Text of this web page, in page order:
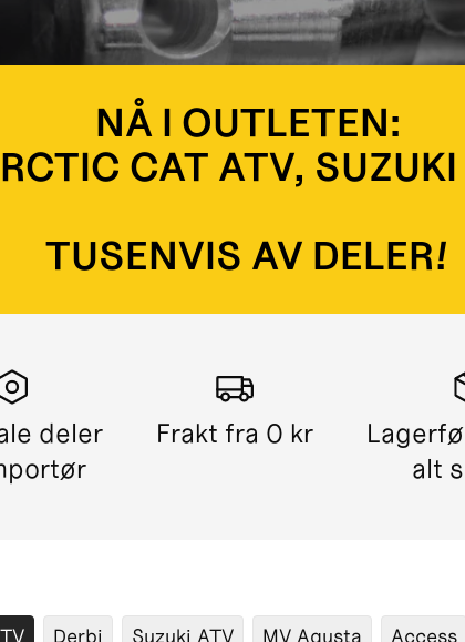
NÅ I OUTLETEN:
CAT ATV,
TUSENVIS AV DELER!
deler
Frakt fra 0 kr
alt
Derbi Suzuki ATV MV Agusta Access